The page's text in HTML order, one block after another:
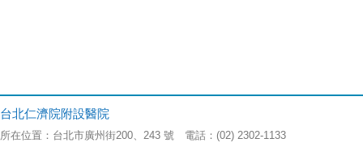
台北仁濟院附設醫院
所在位置：台北市廣州街200、243 號 電話：(02) 2302-1133